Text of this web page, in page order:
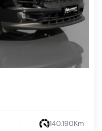
140.190Km